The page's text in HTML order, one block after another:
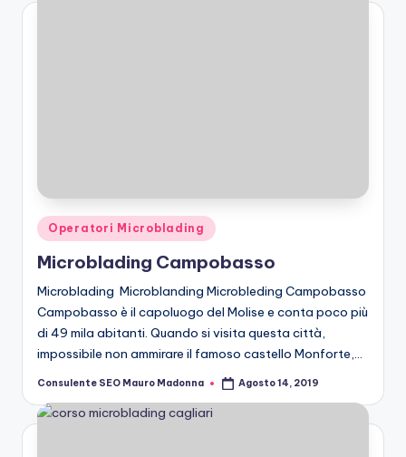
Posted
in
Operatori Microblading
Microblading Campobasso
Microblading Microblanding Microbleding Campobasso
Campobasso è il capoluogo del Molise e conta poco più
di 49 mila abitanti. Quando si visita questa città,
impossibile non ammirare il famoso castello Monforte,…
Posted
Consulente SEO Mauro Madonna Agosto 14, 2019